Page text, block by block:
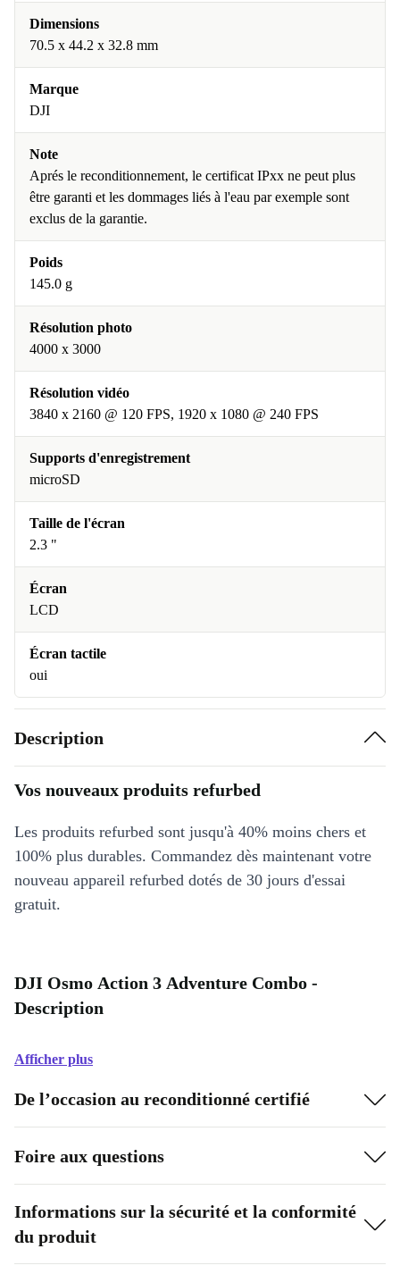
Dimensions
70.5 x 44.2 x 32.8 mm
Marque
DJI
Note
Aprés le reconditionnement, le certificat IPxx ne peut plus
être garanti et les dommages liés à l'eau par exemple sont
exclus de la garantie.
Poids
145.0 g
Résolution photo
4000 x 3000
Résolution vidéo
3840 x 2160 @ 120 FPS, 1920 x 1080 @ 240 FPS
Supports d'enregistrement
microSD
Taille de l'écran
2.3 "
Écran
LCD
Écran tactile
oui
Description
Vos nouveaux produits refurbed
Les produits refurbed sont jusqu'à 40% moins chers et
100% plus durables. Commandez dès maintenant votre
nouveau appareil refurbed dotés de 30 jours d'essai
gratuit.
DJI Osmo Action 3 Adventure Combo -
Description
Afficher plus
De l’occasion au reconditionné certifié
Foire aux questions
Informations sur la sécurité et la conformité
du produit